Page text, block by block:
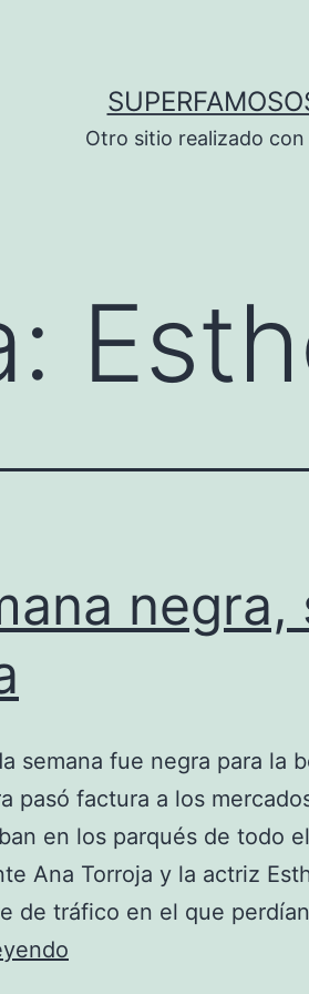
Otro sitio realizado con
negra,
semana fue negra para la
pasó factura a los
en los parqués de todo
Ana Torroja y la actriz
de tráfico en el que